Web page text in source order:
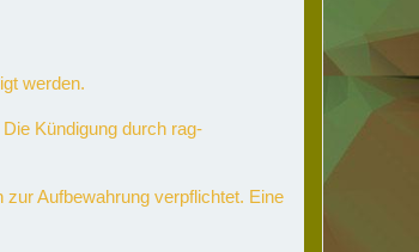
werden.
Kündigung durch rag-
Aufbewahrung verpflichtet. Eine